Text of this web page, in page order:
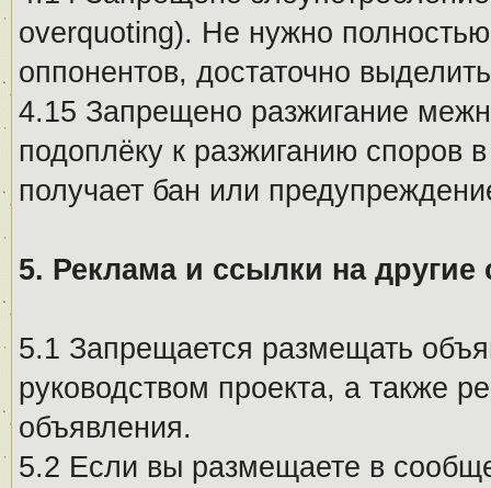
overquoting). Не нужно
оппонентов, достаточно
4.15 Запрещено разжигание
подоплёку к разжиганию споров
получает бан или
5. Реклама и ссылки на другие
5.1 Запрещается размещать
руководством проекта, а также
объявления.
5.2 Если вы размещаете в